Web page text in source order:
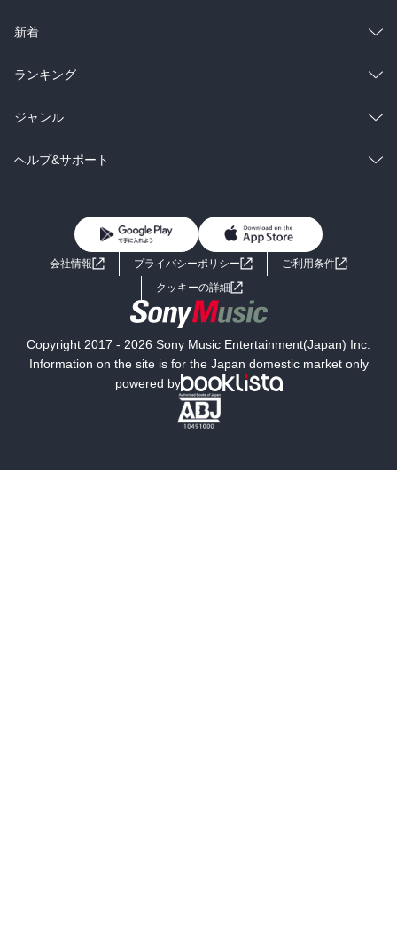
ラノベ
雑誌・グラビア
BL・TL
総合
ラノベ
雑誌・グラビア
BL・TL
新着
総合
ラノベ
雑誌・グラビア
ランキング
総合
ラノベ
ジャンル
コミック
ライトノベル 男子向けラノベ
小説
海外小説
ミステリー SF
文学
ヘルプ&サポート
よくあるご質問 お問い合わせ
会社情報 プライバシーポリシー
ご利用条件
クッキーの詳細
Copyright 2017 - 2026 Sony Music Entertainment(Japan) Inc.
Information on the site is for the Japan domestic market only
powered by